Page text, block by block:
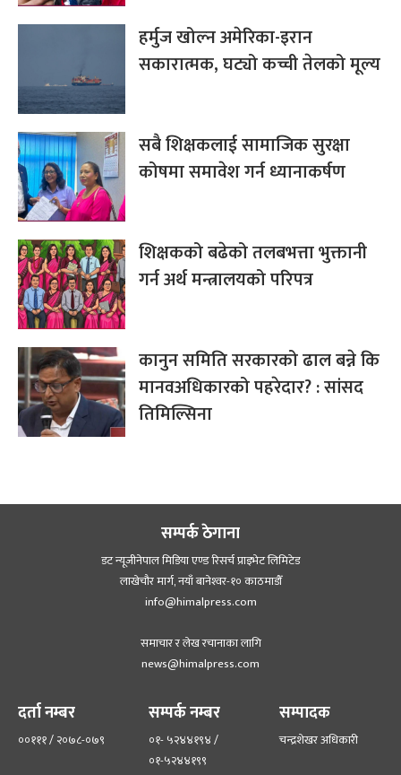
हर्मुज खोल्न अमेरिका-इरान
सकारात्मक, घट्यो कच्ची तेलको मूल्य
सबै शिक्षकलाई सामाजिक सुरक्षा
कोषमा समावेश गर्न ध्यानाकर्षण
शिक्षकको बढेको तलबभत्ता भुक्तानी
गर्न अर्थ मन्त्रालयको परिपत्र
कानुन समिति सरकारको ढाल बन्ने कि
मानवअधिकारको पहरेदार? : सांसद
तिमिल्सिना
सम्पर्क ठेगाना
डट न्यूजीनेपाल मिडिया एण्ड रिसर्च प्राइभेट लिमिटेड
लाखेचौर मार्ग, नयाँ बानेश्‍वर-१० काठमाडौँ
info@himalpress.com
समाचार र लेख रचानाका लागि
news@himalpress.com
दर्ता नम्बर
००१११ / २०७८-०७९
सम्पर्क नम्बर
०१- ५२४४१९४ /
०१-५२४४१९९
सम्पादक
चन्द्रशेखर अधिकारी